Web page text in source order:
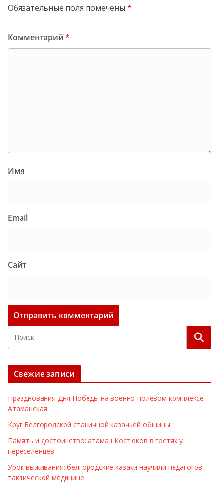
Обязательные поля помечены *
Комментарий *
Имя
Email
Сайт
Свежие записи
Празднования Дня Победы на военно-полевом комплексе
Атаманская
Круг Белгородской станичной казачьей общины
Память и достоинство: атаман Костюков в гостях у
переселенцев
Урок выживания: белгородские казаки научили педагогов
тактической медицине